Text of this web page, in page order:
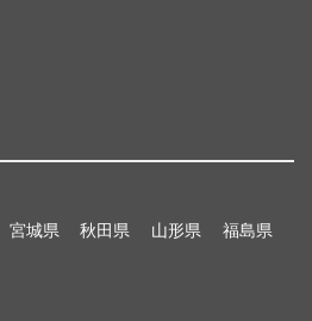
宮城県 秋田県 山形県 福島県